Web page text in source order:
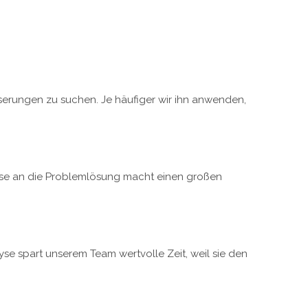
zu suchen. Je häufiger wir ihn anwenden,
an die Problemlösung macht einen großen
spart unserem Team wertvolle Zeit, weil sie den